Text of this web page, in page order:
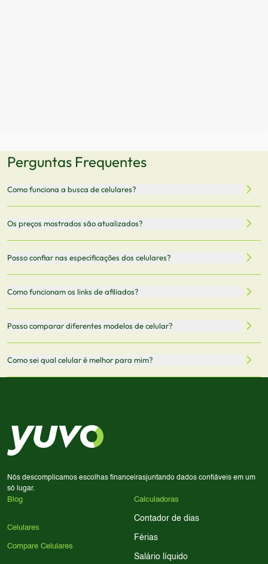
Perguntas Frequentes
Como funciona a busca de celulares?
armazenamento, memória RAM, bateria e conectividade
5G.
Os preços mostrados são atualizados?
vendedor antes de finalizar sua compra.
Posso confiar nas especificações dos celulares?
informações mais recentes de cada modelo.
Como funcionam os links de afiliados?
comissão sem custo adicional para você.
Posso comparar diferentes modelos de celular?
Sim! Você pode selecionar até 3 celulares para comparar
Como sei qual celular é melhor para mim?
processador e bateria são essenciais. Use nossos filtros
para encontrar o celular ideal.
Nós descomplicamos escolhas financeirasjuntando dados confiáveis em um
só lugar.
Blog
Celulares
Compare Celulares
Calculadoras
Contador de dias
Férias
Salário líquido